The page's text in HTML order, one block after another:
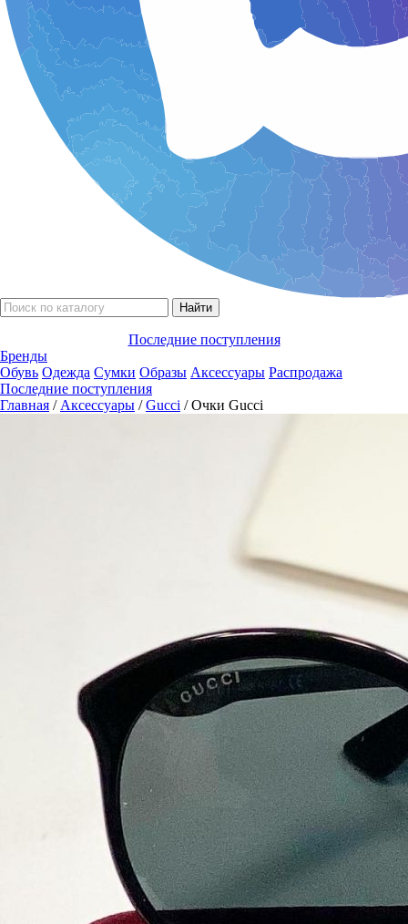
Последние поступления
Бренды
Обувь Одежда Сумки Образы Аксессуары Распродажа
Последние поступления
Главная / Аксессуары /Gucci / Очки Gucci